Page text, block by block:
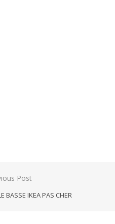
Post
BASSE IKEA PAS CHER